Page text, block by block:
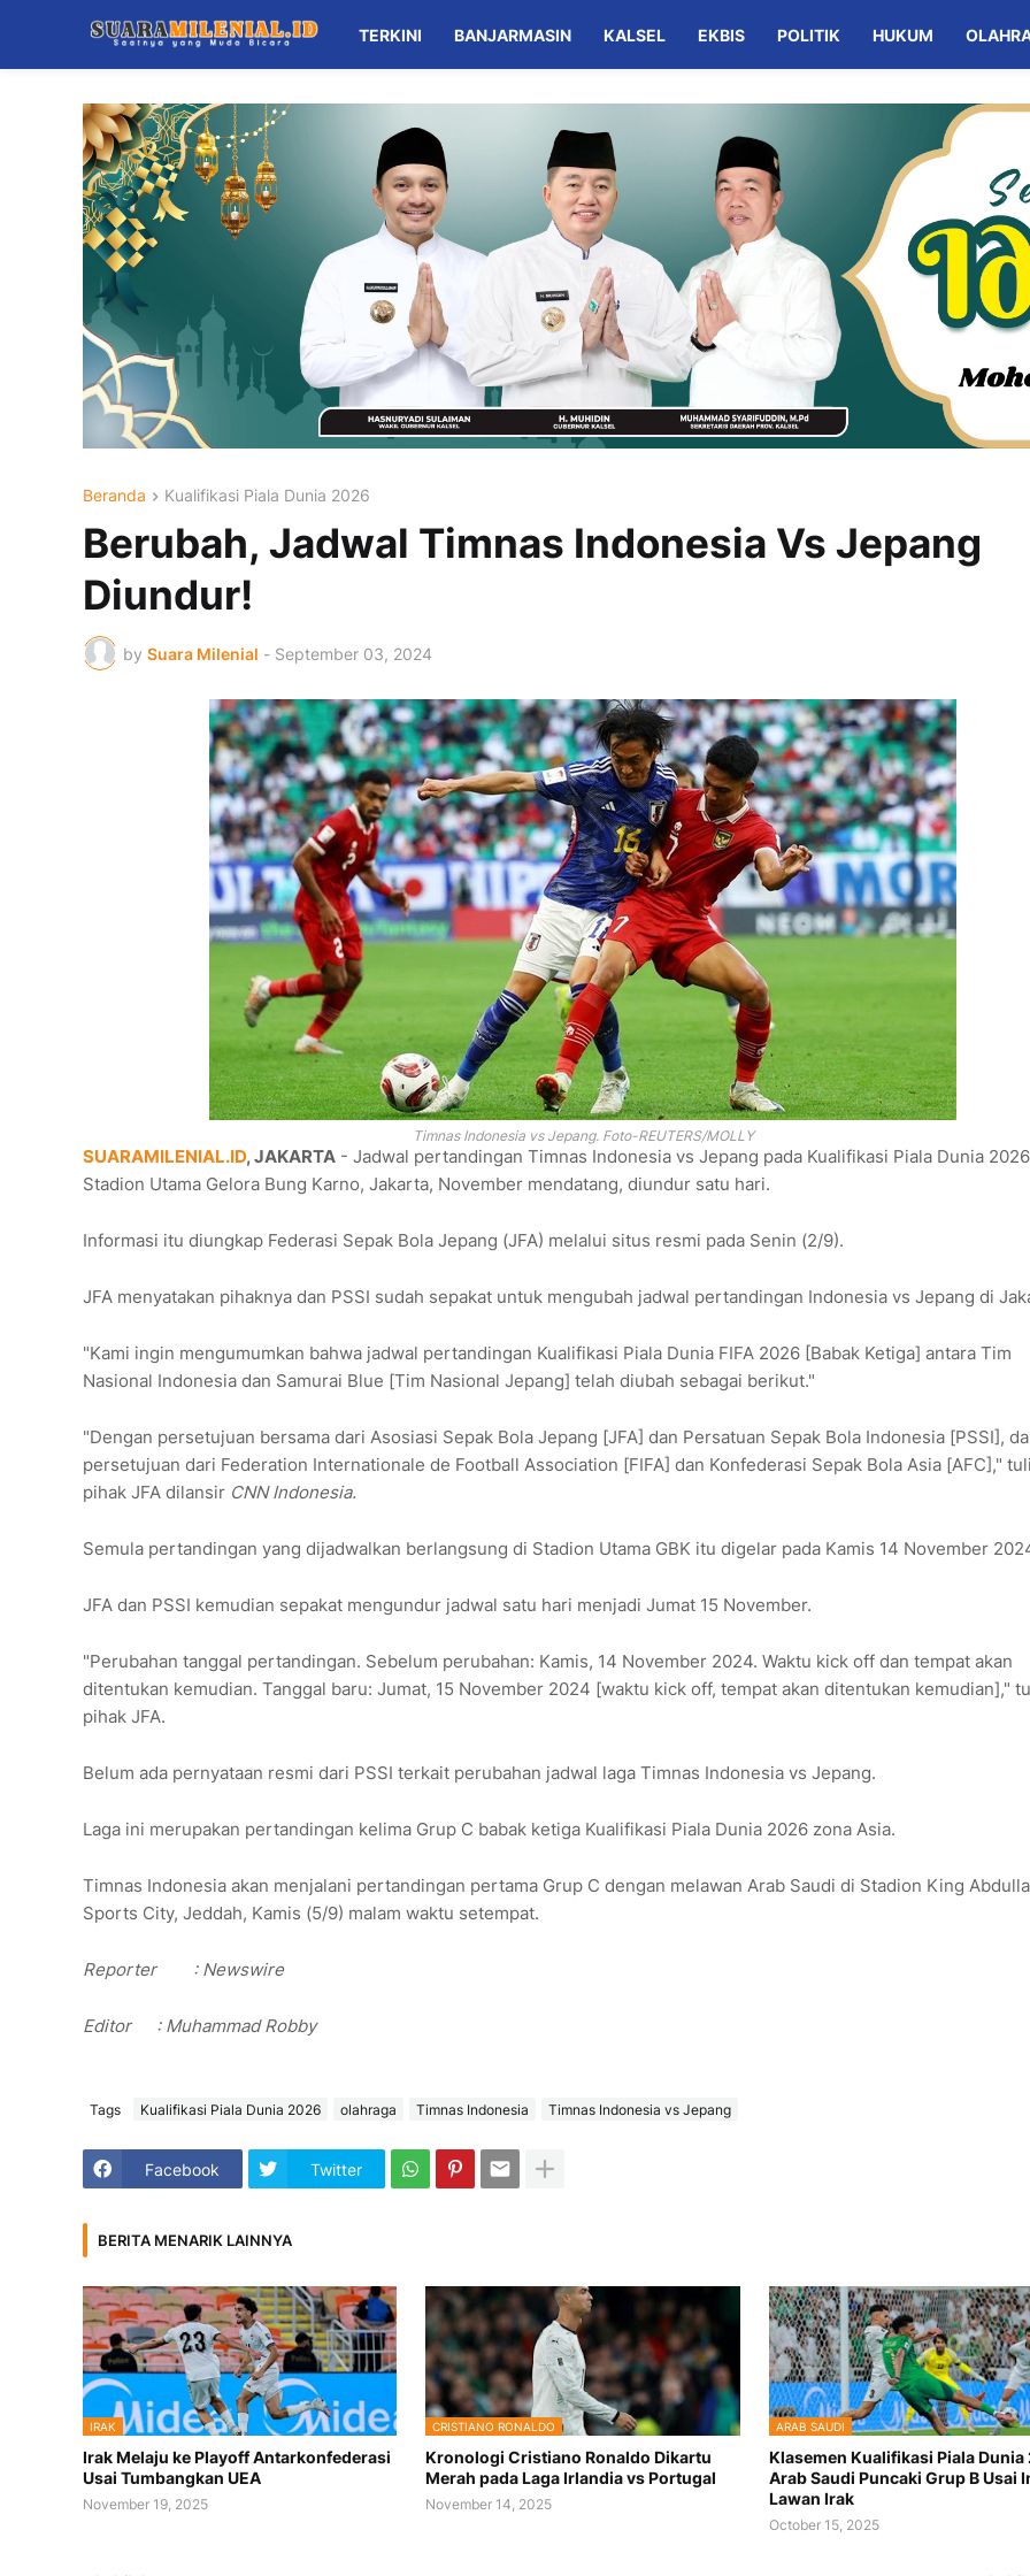
TERKINI BANJARMASIN KALSEL EKBIS POLITIK HUKUM
Beranda Kualifikasi Piala Dunia 2026
Berubah, Jadwal Timnas Indonesia Vs Jepang
Diundur!
by Suara Milenial - September 03, 2024
Timnas Indonesia vs Jepang. Foto-REUTERS/MOLLY
SUARAMILENIAL.ID, JAKARTA - Jadwal pertandingan Timnas Indonesia vs Jepang pada Kualifikasi Piala Dunia
Stadion Utama Gelora Bung Karno, Jakarta, November mendatang, diundur satu hari.
Informasi itu diungkap Federasi Sepak Bola Jepang (JFA) melalui situs resmi pada Senin (2/9).
JFA menyatakan pihaknya dan PSSI sudah sepakat untuk mengubah jadwal pertandingan Indonesia vs Jepang di
"Kami ingin mengumumkan bahwa jadwal pertandingan Kualifikasi Piala Dunia FIFA 2026 [Babak Ketiga] antara Tim
Nasional Indonesia dan Samurai Blue [Tim Nasional Jepang] telah diubah sebagai berikut."
"Dengan persetujuan bersama dari Asosiasi Sepak Bola Jepang [JFA] dan Persatuan Sepak Bola Indonesia [PSSI],
persetujuan dari Federation Internationale de Football Association [FIFA] dan Konfederasi Sepak Bola Asia [AFC],"
pihak JFA dilansir CNN Indonesia.
Semula pertandingan yang dijadwalkan berlangsung di Stadion Utama GBK itu digelar pada Kamis 14 November
JFA dan PSSI kemudian sepakat mengundur jadwal satu hari menjadi Jumat 15 November.
"Perubahan tanggal pertandingan. Sebelum perubahan: Kamis, 14 November 2024. Waktu kick off dan tempat akan
ditentukan kemudian. Tanggal baru: Jumat, 15 November 2024 [waktu kick off, tempat akan ditentukan kemudian],"
pihak JFA.
Belum ada pernyataan resmi dari PSSI terkait perubahan jadwal laga Timnas Indonesia vs Jepang.
Laga ini merupakan pertandingan kelima Grup C babak ketiga Kualifikasi Piala Dunia 2026 zona Asia.
Timnas Indonesia akan menjalani pertandingan pertama Grup C dengan melawan Arab Saudi di Stadion King
Sports City, Jeddah, Kamis (5/9) malam waktu setempat.
Reporter : Newswire
Editor : Muhammad Robby
Tags Kualifikasi Piala Dunia 2026 olahraga Timnas Indonesia Timnas Indonesia vs Jepang
Facebook Twitter
BERITA MENARIK LAINNYA
IRAK
Irak Melaju ke Playoff Antarkonfederasi
Usai Tumbangkan UEA
November 19, 2025
CRISTIANO RONALDO
Kronologi Cristiano Ronaldo Dikartu
Merah pada Laga Irlandia vs Portugal
November 14, 2025
ARAB SAUDI
Klasemen Kualifikasi Piala Dunia
Arab Saudi Puncaki Grup B Usai
Lawan Irak
October 15, 2025